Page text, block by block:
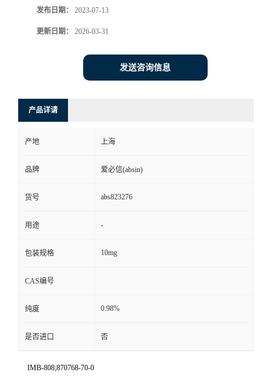
发布日期： 2023-07-13
更新日期： 2026-03-31
发送咨询信息
产品详请
产地 上海
品牌 爱必信(absin)
货号 abs823276
用途 -
包装规格 10mg
CAS编号
纯度 0.98%
是否进口 否
IMB-808;870768-70-0